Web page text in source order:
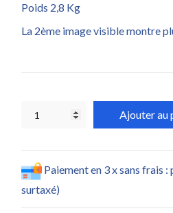
Poids 2,8 Kg
La 2ème image visible montre
Ajouter au
Paiement en 3 x sans frais
surtaxé)